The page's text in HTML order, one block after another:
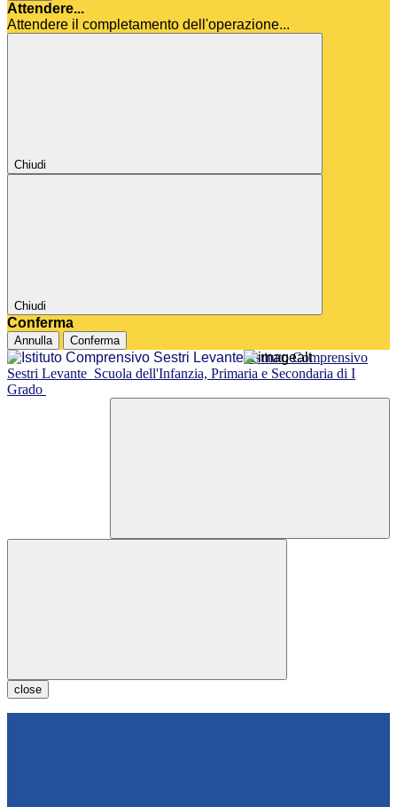
Attendere...
Attendere il completamento dell'operazione...
Chiudi
Chiudi
Conferma
Annulla Conferma
Istituto Comprensivo
Sestri Levante Scuola dell'Infanzia, Primaria e Secondaria di I
Grado
close